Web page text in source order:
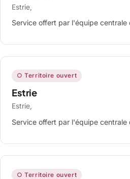
Estrie,
Service offert par l'équipe
○ Territoire ouvert
Estrie
Estrie,
Service offert par l'équipe
○ Territoire ouvert